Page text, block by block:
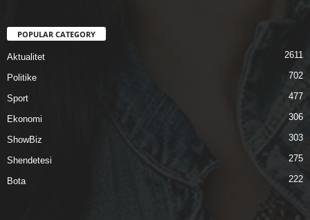
POPULAR CATEGORY
Aktualitet 2611
Politike 702
Sport 477
Ekonomi 306
ShowBiz 303
Shendetesi 275
Bota 222